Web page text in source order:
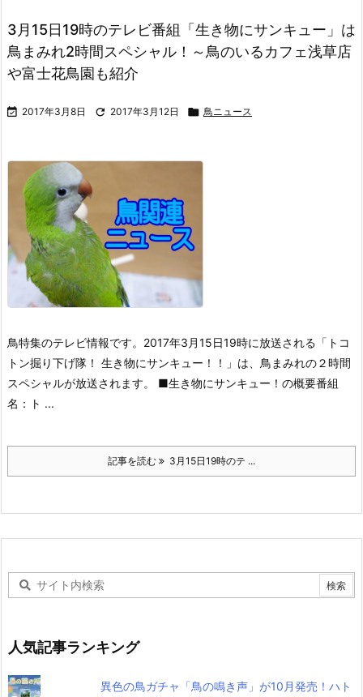
3月15日19時のテレビ番組「生き物にサンキュー」は
鳥まみれ2時間スペシャル！～鳥のいるカフェ浅草店
や富士花鳥園も紹介
 2017年3月8日  2017年3月12日  鳥ニュース
鳥特集のテレビ情報です。2017年3月15日19時に放送される「トコ
トン掘り下げ隊！ 生き物にサンキュー！！」は、鳥まみれの２時間
スペシャルが放送されます。
■生き物にサンキュー！の概要番組
名：ト ...
記事を読む 3月15日19時のテ ...
人気記事ランキング
異色の鳥ガチャ「鳥の鳴き声」が10月発売！ハト